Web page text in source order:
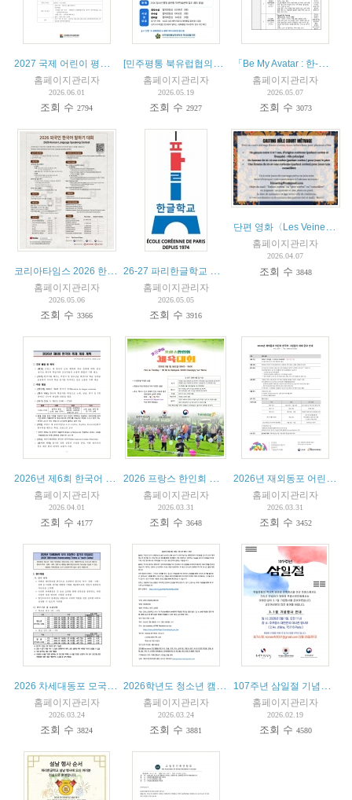
홈페이지관리자
2026.06.01
조회 수2794
홈페이지관리자
2026.05.19
조회 수2927
「Be My Avatar : 한-프 실시간 여행 프로젝트」 참가자 모집
홈페이지관리자
2026.05.07
조회 수 3073
홈페이지관리자
2026.05.06
조회 수3366
홈페이지관리자
2026.05.05
조회 수3916
단편 영화〈Les Veines du bois〉배우 모집
홈페이지관리자
2026.04.07
조회 수 3848
홈페이지관리자
2026.04.01
조회 수4177
홈페이지관리자
2026.03.31
조회 수3648
홈페이지관리자
2026.03.31
조회 수 3452
홈페이지관리자
2026.03.24
조회 수3824
홈페이지관리자
2026.03.24
조회 수3881
홈페이지관리자
2026.02.19
조회 수 4580